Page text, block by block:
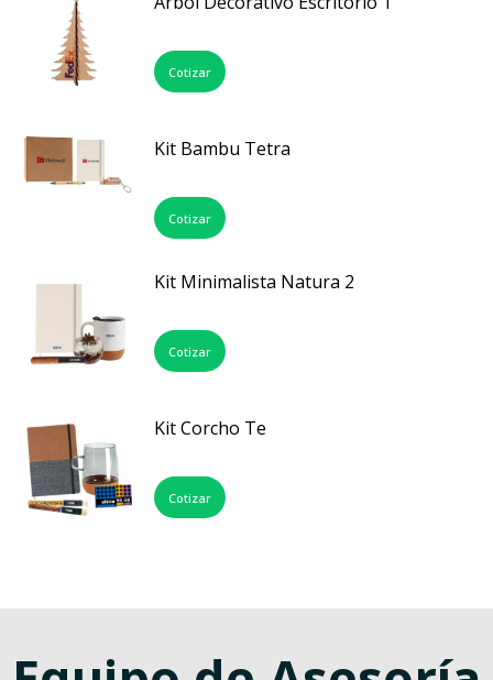
Cotizar
Kit Bambu Tetra
Cotizar
Kit Minimalista Natura 2
Cotizar
Kit Corcho Te
Cotizar